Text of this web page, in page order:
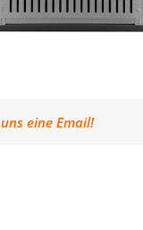
eine Email!